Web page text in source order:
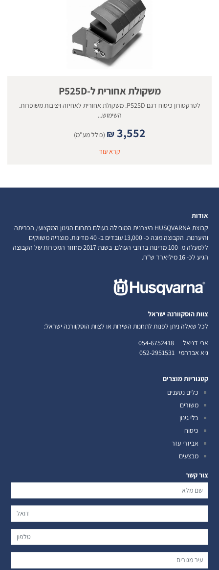
משקולת אחורית ל-P525D
לטרקטורון כיסוח דגם P525D. משקולת אחורית לאחיזה ויציבות משופרות.
השימוש...
₪ 3,552
(כולל מע"מ)
קרא עוד
אודות
קבוצת HUSQVARNA היצרנית המובילה בעולם בתחום הגינון המקצועי, הכריתה
והיערנות. הקבוצה מונה כ- 13,000 עובדים ב- 40 מדינות. מוצריה משווקים
ללמעלה מ- 100 מדינות ברחבי העולם. בשנת 2017 מחזור המכירות של הקבוצה
הגיע לכ- 16 מיליארד ש"ח.
צוות הוסקוורנה ישראל
לכל שאלה ניתן לפנות לתחנות השירות או לצוות הוסקוורנה ישראל:
אבי דניאל 054-6752418
גיא אברהמי
052-2951531
קטגוריות מוצרים
כלים נטענים
משורים
כלי גינון
כיסוח
אביזרי עזר
מבצעים
צור קשר